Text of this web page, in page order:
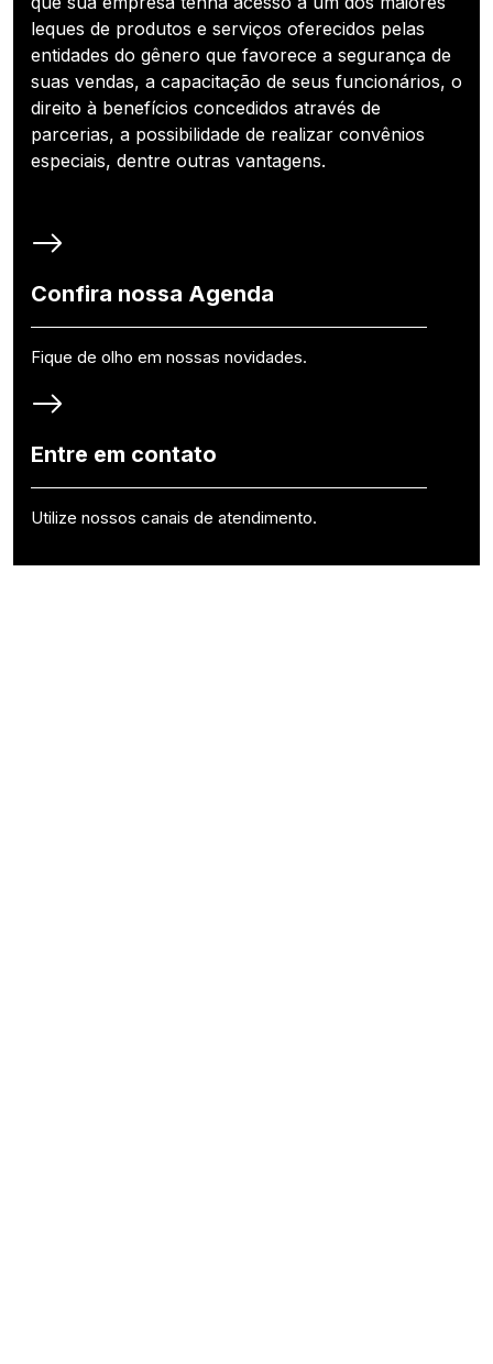
leques de produtos e serviços oferecidos pelas
entidades do gênero que favorece a segurança de
suas vendas, a capacitação de seus funcionários, o
direito à benefícios concedidos através de
parcerias, a possibilidade de realizar convênios
especiais, dentre outras vantagens.
Confira nossa Agenda
Fique de olho em nossas novidades.
Entre em contato
Utilize nossos canais de atendimento.